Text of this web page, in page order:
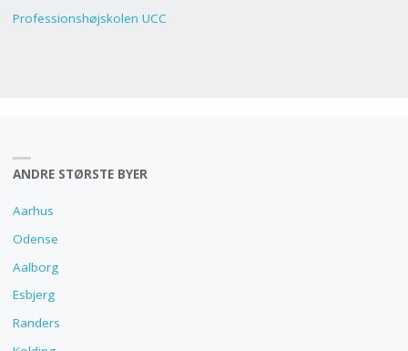
Professionshøjskolen UCC
ANDRE STØRSTE BYER
Aarhus
Odense
Aalborg
Esbjerg
Randers